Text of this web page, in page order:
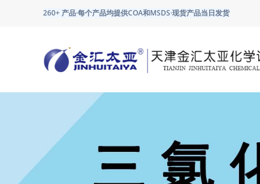
260+ 产品·每个产品均提供COA和MSDS·现货产品当日发货